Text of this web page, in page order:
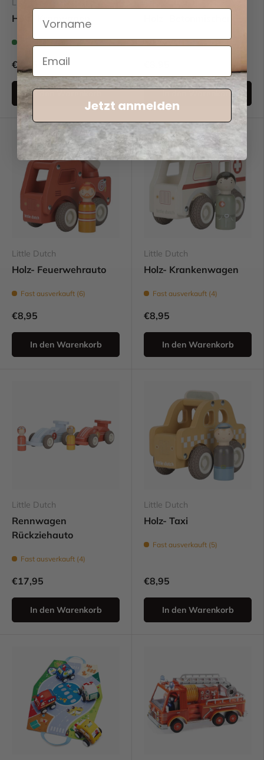
Little Dutch
Holz- Kranwagen
Auf Lager (14)
€8,95
In den Warenkorb
Fast ausverkauft (9)
In den Warenkorb
Little Dutch
Holz- Feuerwehrauto
Fast ausverkauft (6)
€8,95
In den Warenkorb
Little Dutch
Holz- Krankenwagen
Fast ausverkauft (4)
€8,95
In den Warenkorb
Little Dutch
Rennwagen
Rückziehauto
Fast ausverkauft (4)
€17,95
In den Warenkorb
Little Dutch
Holz- Taxi
Fast ausverkauft (5)
€8,95
In den Warenkorb
Jetzt anmelden